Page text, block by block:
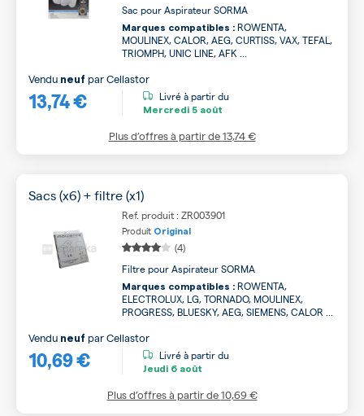
Sac pour Aspirateur SORMA
Marques compatibles : ROWENTA,
MOULINEX, CALOR, AEG, CURTISS, VAX, TEFAL,
TRIOMPH, UNIC LINE, AFK ...
13,74 €
Vendu neuf parCellastor
Livré à partir du
Mercredi 5 août
Plus d’offres à partir de13,74 €
Sacs (x6) + filtre (x1)
Ref. produit : ZR003901
Produit Original
(4)
Filtre pour Aspirateur SORMA
Marques compatibles : ROWENTA,
ELECTROLUX, LG, TORNADO, MOULINEX,
PROGRESS, BLUESKY, AEG, SIEMENS, CALOR ...
10,69 €
Vendu neuf parCellastor
Livré à partir du
Jeudi 6 août
Plus d’offres à partir de10,69 €